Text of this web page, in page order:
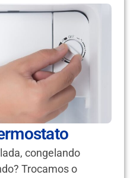
congelando
Trocamos o